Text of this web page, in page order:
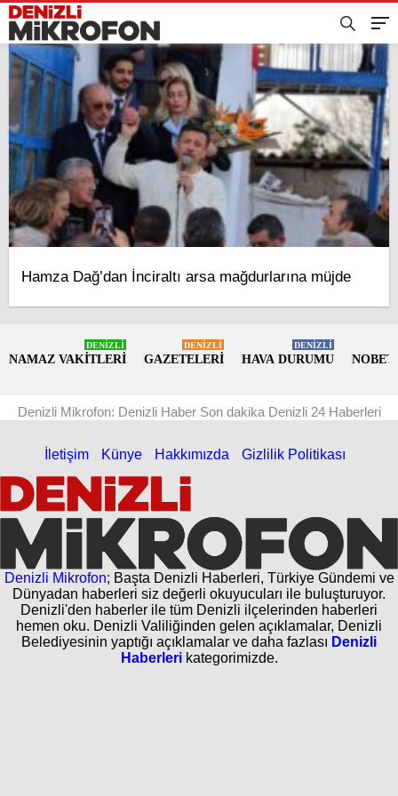
Hamza Dağ’dan İnciraltı arsa mağdurlarına müjde
NAMAZ VAKİTLERİ
DENİZLİ
GAZETELERİ
DENİZLİ
HAVA DURUMU
DENİZLİ
Denizli Mikrofon: Denizli Haber Son dakika Denizli 24 Haberleri
İletişim Künye Hakkımızda Gizlilik Politikası
Denizli Mikrofon; Başta Denizli Haberleri, Türkiye Gündemi ve
Dünyadan haberleri siz değerli okuyucuları ile buluşturuyor.
Denizli'den haberler ile tüm Denizli ilçelerinden haberleri
hemen oku. Denizli Valiliğinden gelen açıklamalar, Denizli
Belediyesinin yaptığı açıklamalar ve daha fazlası Denizli
Haberlerikategorimizde.